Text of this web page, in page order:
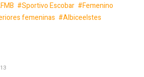
Sportivo Escobar
Femenino
femeninas
Albiceelstes